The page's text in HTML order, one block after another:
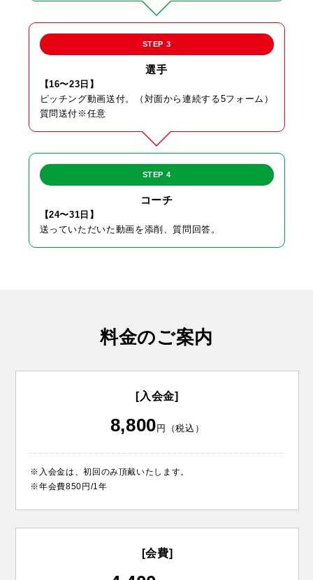
STEP 3
選手
【16〜23日】
ピッチング動画送付。（対面から連続する5フォーム）
質問送付※任意
STEP 4
コーチ
【24〜31日】
送っていただいた動画を添削、質問回答。
料金のご案内
[入会金]
8,800円（税込）
※入会金は、初回のみ頂戴いたします。
※年会費850円/1年
[会費]